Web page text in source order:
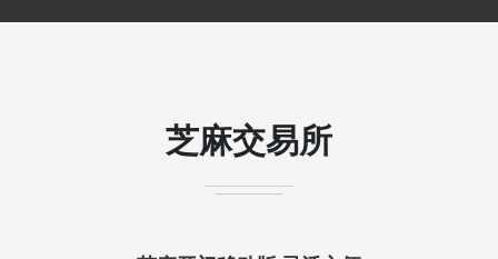
芝麻交易所